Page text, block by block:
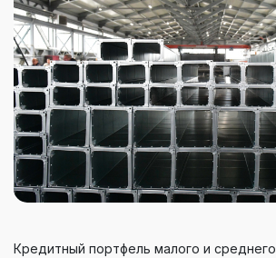
Кредитный портфель малого и среднего